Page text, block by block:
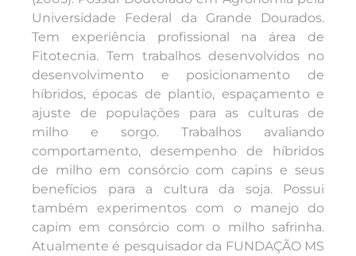
Universidade Federal da Grande Dourados.
Tem experiência profissional na área de
Fitotecnia. Tem trabalhos desenvolvidos no
desenvolvimento e posicionamento de
híbridos, épocas de plantio, espaçamento e
ajuste de populações para as culturas de
milho e sorgo. Trabalhos avaliando
comportamento, desempenho de híbridos
de milho em consórcio com capins e seus
benefícios para a cultura da soja. Possui
também experimentos com o manejo do
capim em consórcio com o milho safrinha.
Atualmente é pesquisador da FUNDAÇÃO MS